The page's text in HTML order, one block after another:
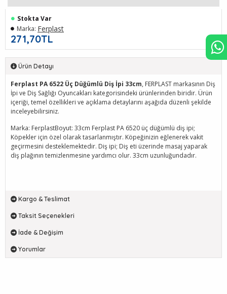
271,70TL
Stokta Var
Marka: Ferplast
Ürün Detayı
Ferplast PA 6522 Üç Düğümlü Diş İpi 33cm, FERPLAST markasının Diş
İpi ve Diş Sağlığı Oyuncakları kategorisindeki ürünlerinden biridir. Ürün
içeriği, temel özellikleri ve açıklama detaylarını aşağıda düzenli şekilde
inceleyebilirsiniz.
Marka: FerplastBoyut: 33cm Ferplast PA 6520 üç düğümlü diş ipi;
Köpekler için özel olarak tasarlanmıştır. Köpeğinizin eğlenerek vakit
geçirmesini desteklemektedir. Diş ipi; Diş eti üzerinde masaj yaparak
diş plağının temizlenmesine yardımcı olur. 33cm uzunluğundadır.
Kargo & Teslimat
Taksit Seçenekleri
İade & Değişim
Yorumlar